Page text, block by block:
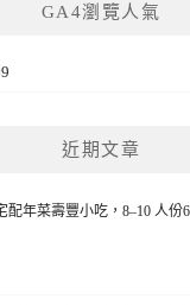
GA4瀏覽人氣
近期文章
配年菜壽豐小吃，8–10 人份